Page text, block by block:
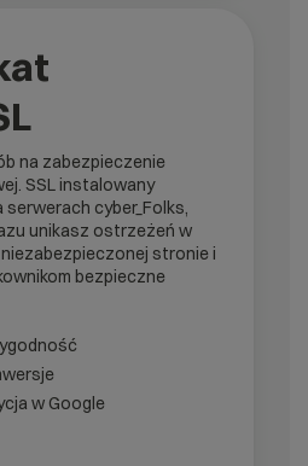
na zabezpieczenie
SSL instalowany
cyber_Folks,
unikasz ostrzeżeń w
stronie i
bezpieczne
w Google